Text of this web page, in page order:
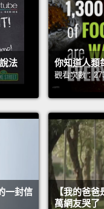
法 你知道人類
觀看次數：
一封信
【我的爸
萬網友哭了